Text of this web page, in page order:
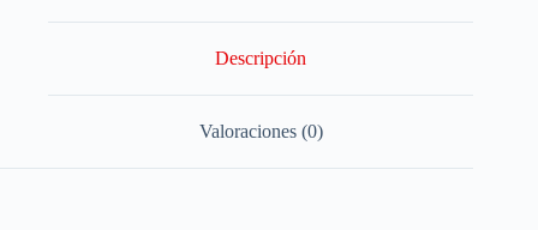
Descripción
Valoraciones (0)